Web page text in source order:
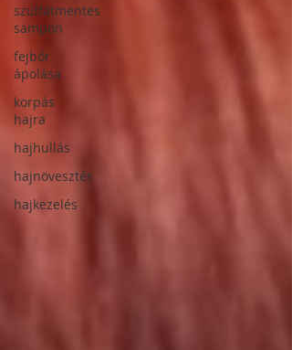
szulfátmentes
sampon
fejbőr
ápolása
korpás
hajra
hajhullás
hajnövesztés
hajkezelés